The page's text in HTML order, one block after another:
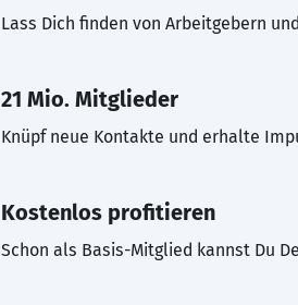
Lass Dich finden von Arbeitgebern
21 Mio. Mitglieder
Knüpf neue Kontakte und erhalte
Kostenlos profitieren
Schon als Basis-Mitglied kannst Du